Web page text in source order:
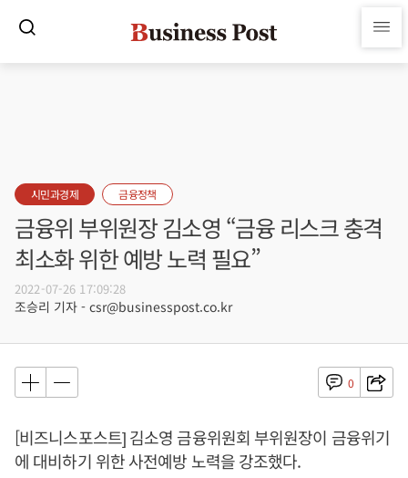
시민과경제 금융정책
금융위 부위원장 김소영 “금융 리스크 충격
최소화 위한 예방 노력 필요”
2022-07-26 17:09:28
조승리 기자 - csr@businesspost.co.kr
0
[비즈니스포스트] 김소영 금융위원회 부위원장이 금융위기
에 대비하기 위한 사전예방 노력을 강조했다.